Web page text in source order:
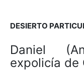
DESIERTO
Daniel
expolicía de